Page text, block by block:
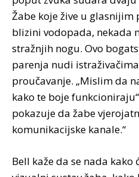
Žabe koje žive u
blizini vodopada, nekada
stražnjih nogu. Ovo
parenja nudi
proučavanje. „Mislim da
kako te boje
pokazuje da žabe
komunikacijske kanale.“
Bell kaže da se nada kako